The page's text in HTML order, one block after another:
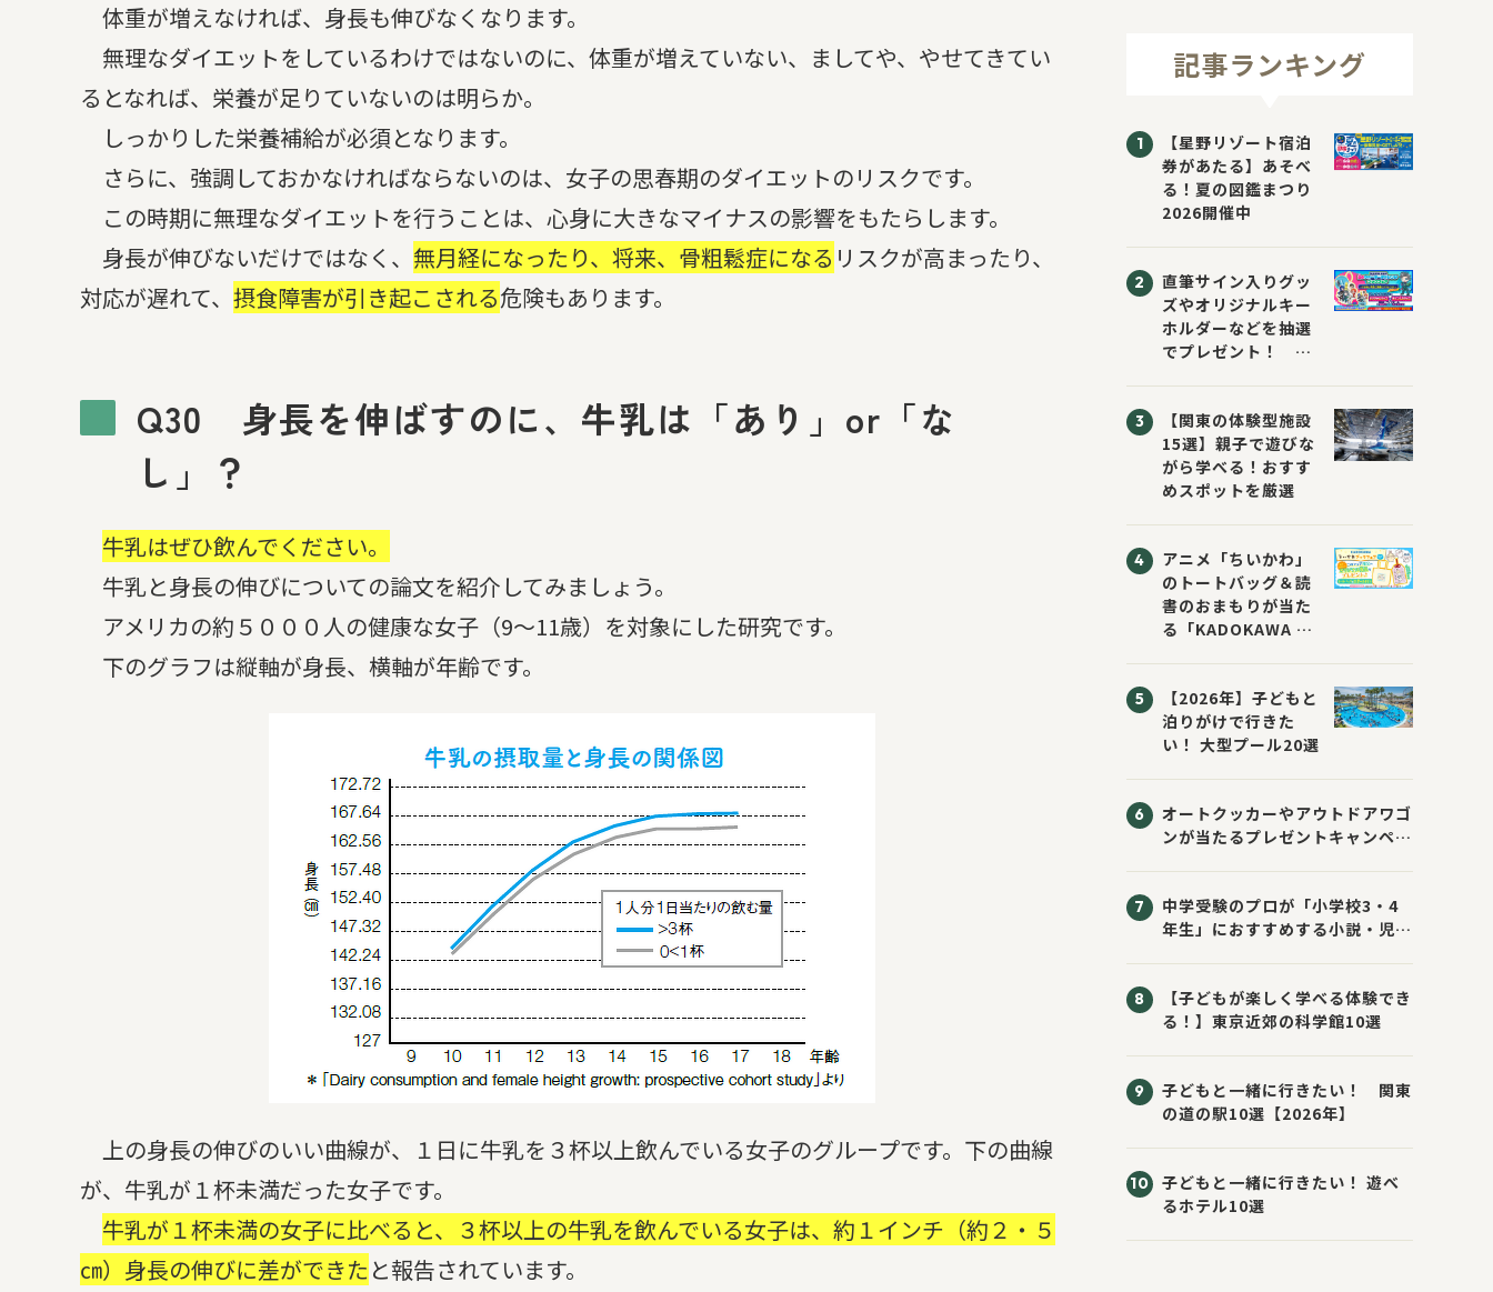
体重が増えなければ、身長も伸びなくなります。
無理なダイエットをしているわけではないのに、体重が増えていない、ましてや、やせてきてい
るとなれば、栄養が足りていないのは明らか。
しっかりした栄養補給が必須となります。
さらに、強調しておかなければならないのは、女子の思春期のダイエットのリスクです。
この時期に無理なダイエットを行うことは、心身に大きなマイナスの影響をもたらします。
身長が伸びないだけではなく、 無月経になったり、将来、骨粗鬆症になる リスクが高まったり、
対応が遅れて、 摂食障害が引き起こされる危険もあります。
Q30 身長を伸ばすのに、牛乳は「あり」or「な
し」？
牛乳はぜひ飲んでください。
牛乳と身長の伸びについての論文を紹介してみましょう。
アメリカの約５０００人の健康な女子（9〜11歳）を対象にした研究です。
下のグラフは縦軸が身長、横軸が年齢です。
上の身長の伸びのいい曲線が、１日に牛乳を３杯以上飲んでいる女子のグループです。下の曲線
が、牛乳が１杯未満だった女子です。
牛乳が１杯未満の女子に比べると、３杯以上の牛乳を飲んでいる女子は、約１インチ（約２・５
㎝）身長の伸びに差ができたと報告されています。
記事ランキング
【星野リゾート宿泊
券があたる】あそべ
る！夏の図鑑まつり
2026開催中
直筆サイン入りグッ
ズやオリジナルキー
ホルダーなどを抽選
でプレゼント！
ジブックフェア2026
～すまない先生と読
書にチャレンジ！
～」が開催！
【関東の体験型施設
15選】親子で遊びな
がら学べる！おすす
めスポットを厳選
アニメ「ちいかわ」
のトートバッグ＆読
書のおまもりが当た
る「KADOKAWA ち
催！ スマホ壁紙は
応募者全員にプレゼ
ント！
【2026年】子どもと
泊りがけで行きた
い！ 大型プール20選
オートクッカーやアウトドアワゴ
ンが当たるプレゼントキャンペー
中学受験のプロが「小学校3・4
年生」におすすめする小説・児童
【子どもが楽しく学べる体験でき
る！】東京近郊の科学館10選
子どもと一緒に行きたい！ 関東
の道の駅10選【2026年】
子どもと一緒に行きたい！ 遊べ
るホテル10選